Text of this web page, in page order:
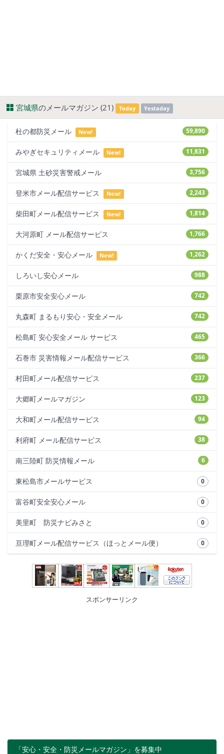
宮城県のメールマガジン (21) Today Yestaday
59,890
杜の都防災メール New!
11,831
みやぎセキュリティメール New!
3,756
宮城県 土砂災害警戒メール
2,243
登米市メール配信サービス New!
1,814
柴田町メール配信サービス New!
1,766
大河原町 メール配信サービス
1,262
かくだ安全・安心メール New!
988
しろいし安心メール
742
栗原市安全安心メール
742
丸森町 まるもり安心・安全メール
465
松島町 安心安全メール サービス
366
石巻市 災害情報メール配信サービス
237
村田町メール配信サービス
123
大郷町メールマガジン
94
大和町メール配信サービス
38
利府町 メール配信サービス
6
南三陸町 防災情報メール
0
東松島市メールサービス
0
富谷町安全安心メール
0
美里町 防災ナビみさと
0
亘理町メール配信サービス（ほっとメール便）
スポンサーリンク
「安心・安全・防災メールマガジン」を募集中